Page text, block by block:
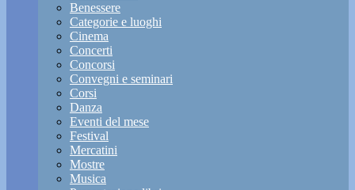
Benessere
Categorie e luoghi
Cinema
Concerti
Concorsi
Convegni e seminari
Corsi
Danza
Eventi del mese
Festival
Mercatini
Mostre
Musica